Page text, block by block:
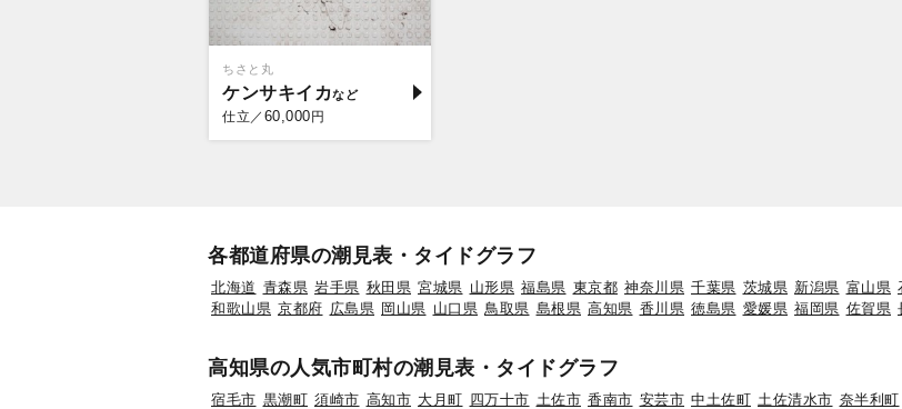
ちさと丸
ケンサキイカ
仕立／ 60,000円
各都道府県の潮見表・タイドグラフ
北海道 青森県 岩手県 秋田県 宮城県 山形県 福島県 東京都 神奈川県 千葉県 茨城県 新潟県 富山県
和歌山県 京都府 広島県 岡山県 山口県 鳥取県 島根県 高知県 香川県 徳島県 愛媛県 福岡県 佐賀県
高知県の人気市町村の潮見表・タイドグラフ
宿毛市 黒潮町 須崎市 高知市 大月町 四万十市 土佐市 香南市 安芸市 中土佐町 土佐清水市 奈半利町